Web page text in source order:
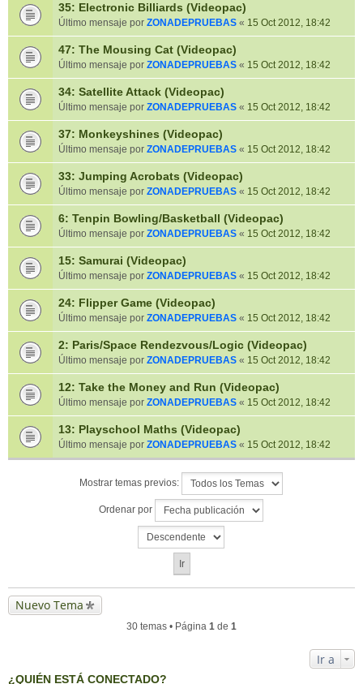
35: Electronic Billiards (Videopac)
Último mensaje por ZONADEPRUEBAS « 15 Oct 2012, 18:42
47: The Mousing Cat (Videopac)
Último mensaje por ZONADEPRUEBAS « 15 Oct 2012, 18:42
34: Satellite Attack (Videopac)
Último mensaje por ZONADEPRUEBAS « 15 Oct 2012, 18:42
37: Monkeyshines (Videopac)
Último mensaje por ZONADEPRUEBAS « 15 Oct 2012, 18:42
33: Jumping Acrobats (Videopac)
Último mensaje por ZONADEPRUEBAS « 15 Oct 2012, 18:42
6: Tenpin Bowling/Basketball (Videopac)
Último mensaje por ZONADEPRUEBAS « 15 Oct 2012, 18:42
15: Samurai (Videopac)
Último mensaje por ZONADEPRUEBAS « 15 Oct 2012, 18:42
24: Flipper Game (Videopac)
Último mensaje por ZONADEPRUEBAS « 15 Oct 2012, 18:42
2: Paris/Space Rendezvous/Logic (Videopac)
Último mensaje por ZONADEPRUEBAS « 15 Oct 2012, 18:42
12: Take the Money and Run (Videopac)
Último mensaje por ZONADEPRUEBAS « 15 Oct 2012, 18:42
13: Playschool Maths (Videopac)
Último mensaje por ZONADEPRUEBAS « 15 Oct 2012, 18:42
Mostrar temas previos:
Ordenar por
Nuevo Tema
30 temas • Página 1 de 1
Ir a
¿QUIÉN ESTÁ CONECTADO?